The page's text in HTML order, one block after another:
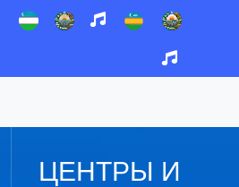
ЦЕНТРЫ И